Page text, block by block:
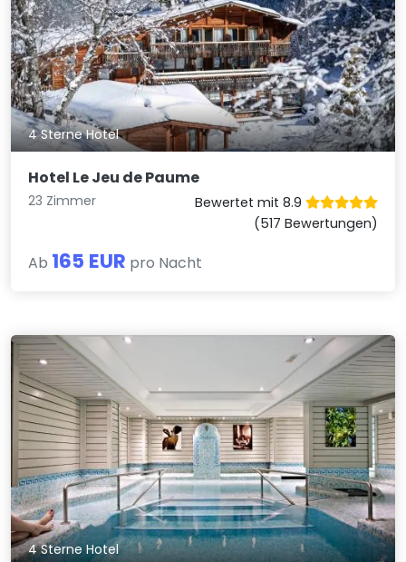
4 Sterne Hotel
Hotel Le Jeu de Paume
23 Zimmer
Bewertet mit 8.9
(517 Bewertungen)
Ab 165 EUR pro Nacht
4 Sterne Hotel